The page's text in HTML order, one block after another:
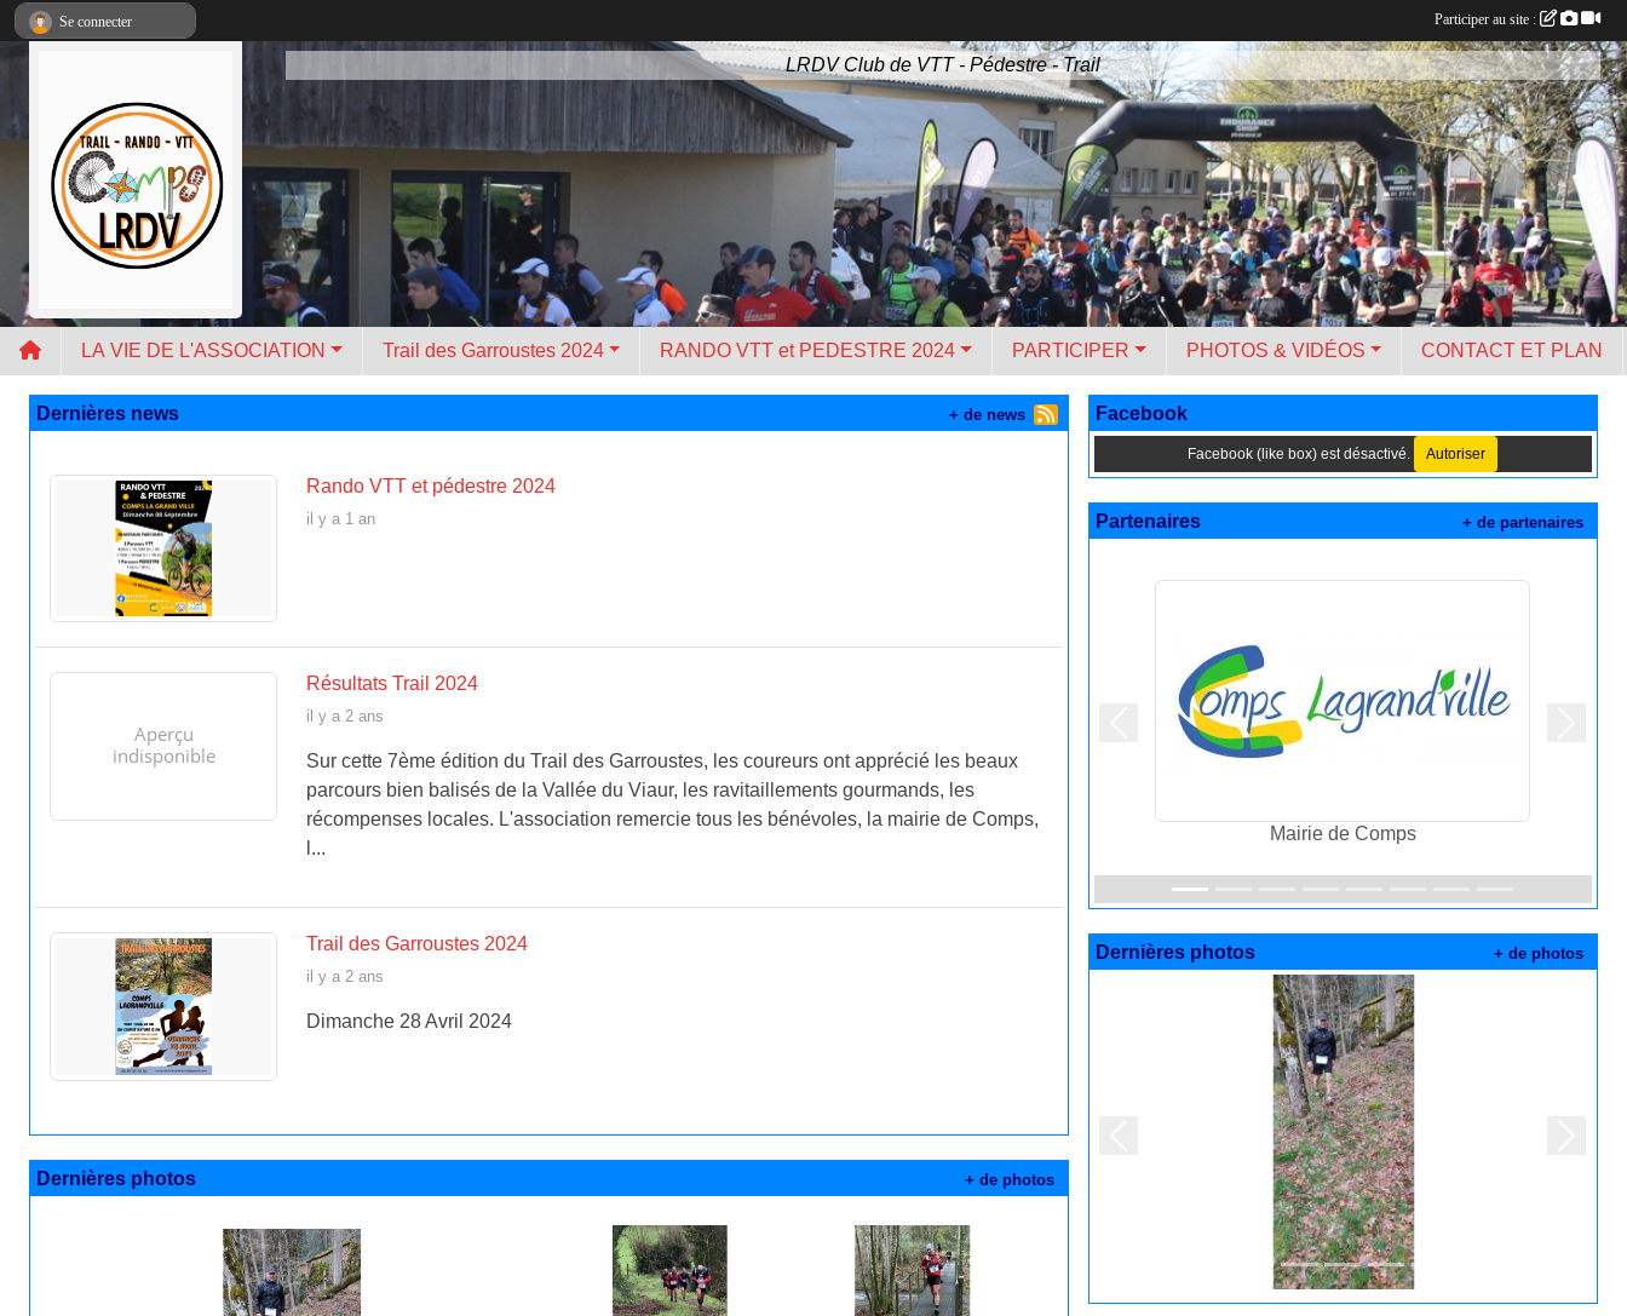
LRDV Club de VTT - Pédestre - Trail
LA VIE DE L'ASSOCIATION Trail des Garroustes 2024 RANDO VTT et PEDESTRE 2024 PARTICIPER PHOTOS & VIDÉOS CONTACT ET PLAN
Dernières news
Rando VTT et pédestre 2024
il y a 1 an
Résultats Trail 2024
il y a 2 ans
Sur cette 7ème édition du Trail des Garroustes, les coureurs ont apprécié les beaux
parcours bien balisés de la Vallée du Viaur, les ravitaillements gourmands, les
récompenses locales. L'association remercie tous les bénévoles, la mairie de Comps,
l...
Trail des Garroustes 2024
il y a 2 ans
Dimanche 28 Avril 2024
+ de news
Dernières photos + de photos
Facebook
Facebook (like box) est désactivé. Autoriser
Partenaires
Mairie de Comps
Précedent
+ de partenaires
Dernières photos + de photos
Se connecter Participer au site :
Panneau de gestion des cookies